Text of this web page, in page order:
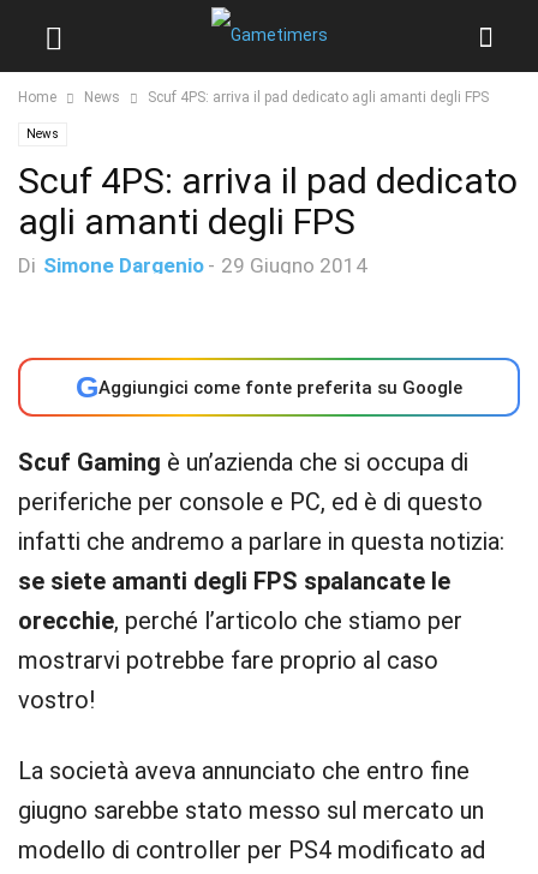
Home News Scuf 4PS: arriva il pad dedicato agli amanti degli FPS
News
Scuf 4PS: arriva il pad dedicato
agli amanti degli FPS
Di Simone Dargenio - 29 Giugno 2014
GAggiungici come fonte preferita su Google
Scuf Gaming è un’azienda che si occupa di
periferiche per console e PC, ed è di questo
infatti che andremo a parlare in questa notizia:
se siete amanti degli FPS spalancate le
orecchie, perché l’articolo che stiamo per
mostrarvi potrebbe fare proprio al caso
vostro!
La società aveva annunciato che entro fine
giugno sarebbe stato messo sul mercato un
modello di controller per PS4 modificato ad